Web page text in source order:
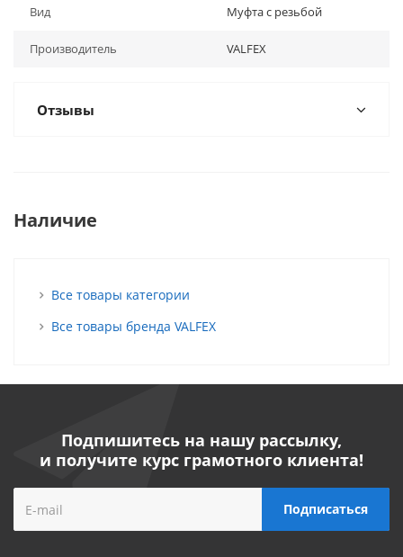
Вид Муфта с резьбой
Производитель VALFEX
Отзывы
Наличие
Все товары категории
Все товары бренда VALFEX
Подпишитесь на нашу рассылку,
и получите курс грамотного клиента!